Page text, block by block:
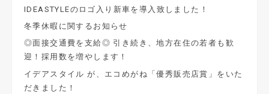
IDEASTYLEのロゴ入り新車を導入致しました！
冬季休暇に関するお知らせ
◎面接交通費を支給◎ 引き続き、地方在住の若者も歓
迎！採用数を増やします！
イデアスタイル が、エコめがね「優秀販売店賞」をいた
だきました！